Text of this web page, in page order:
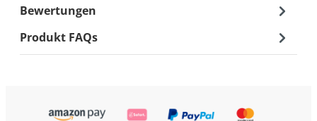
Bewertungen
Produkt FAQs